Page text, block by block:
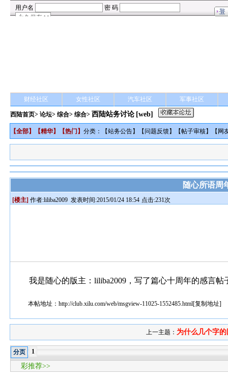
财经社区 女性社区 汽车社区 军事社区
西陆首页>论坛>综合> 综合> 西陆站务讨论 [web]
【全部】【精华】【热门 】分类：【站务公告】【问题反馈】【帖子审核】【 网
随心所语周
[楼主] 作者:liliba2009 发表时间:2015/01/24 18:54 点击:231次
我是随心的版主：liliba2009，写了篇心十周年的感言
本帖地址：http://club.xilu.com/web/msgview-11025-1552485.html[复制地址]
上一主题： 为什么几个字
分页 1
彩推荐>>